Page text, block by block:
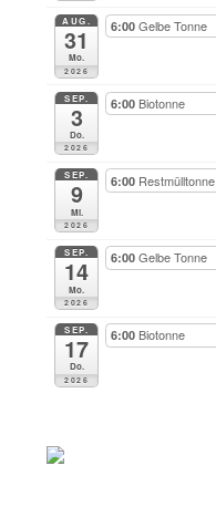
AUG.
31
Mo.
2026
6:00Gelbe Tonne
SEP.
3
Do.
2026
6:00 Biotonne
SEP.
9
Mi.
2026
6:00 Restmülltonne
SEP.
14
Mo.
2026
6:00Gelbe Tonne
SEP.
17
Do.
2026
6:00 Biotonne